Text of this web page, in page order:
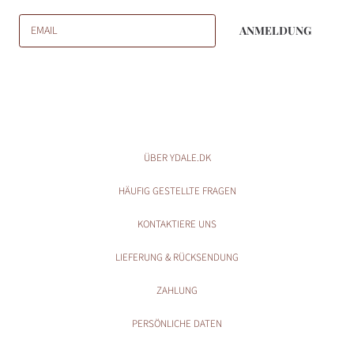
EMAIL ANMELDUNG
ÜBER YDALE.DK
HÄUFIG GESTELLTE FRAGEN
KONTAKTIERE UNS
LIEFERUNG & RÜCKSENDUNG
ZAHLUNG
PERSÖNLICHE DATEN